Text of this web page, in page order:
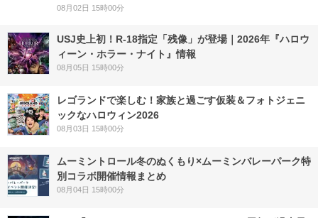
08月02日 15時00分
USJ史上初！R-18指定「残像」が登場｜2026年『ハロウ
ィーン・ホラー・ナイト』情報
08月05日 15時00分
レゴランドで楽しむ！家族と過ごす仮装＆フォトジェニ
ックなハロウィン2026
08月03日 15時00分
ムーミントロール冬のぬくもり×ムーミンバレーパーク特
別コラボ開催情報まとめ
08月04日 15時00分